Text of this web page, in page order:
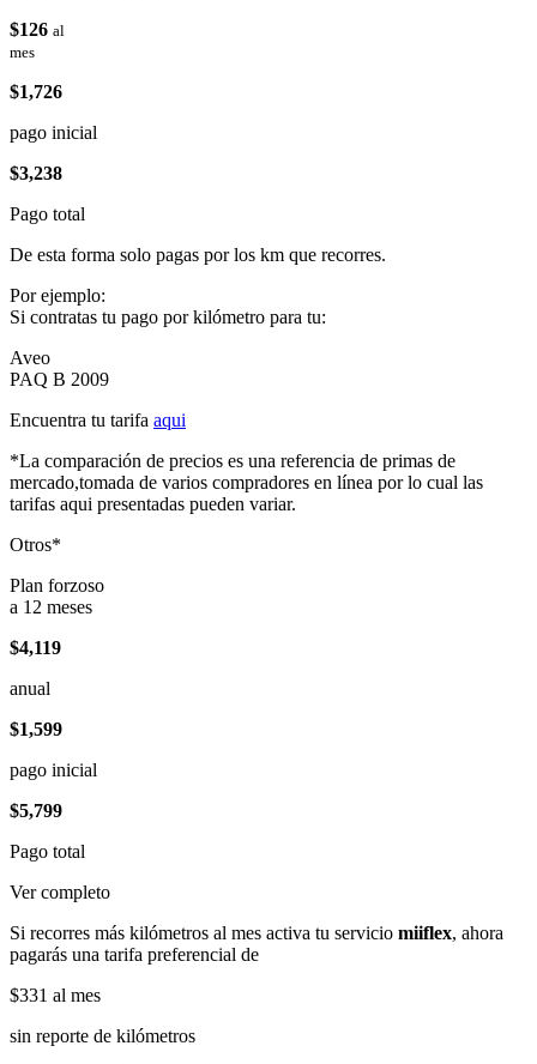
$126 al
mes
$1,726
pago inicial
$3,238
Pago total
De esta forma solo pagas por los km que recorres.
Por ejemplo:
Si contratas tu pago por kilómetro para tu:
Aveo
PAQ B 2009
Encuentra tu tarifa aqui
*La comparación de precios es una referencia de primas de
mercado,tomada de varios compradores en línea por lo cual las
tarifas aqui presentadas pueden variar.
Otros*
Plan forzoso
a 12 meses
$4,119
anual
$1,599
pago inicial
$5,799
Pago total
Ver completo
Si recorres más kilómetros al mes activa tu servicio miiflex, ahora
pagarás una tarifa preferencial de
$331 al mes
sin reporte de kilómetros